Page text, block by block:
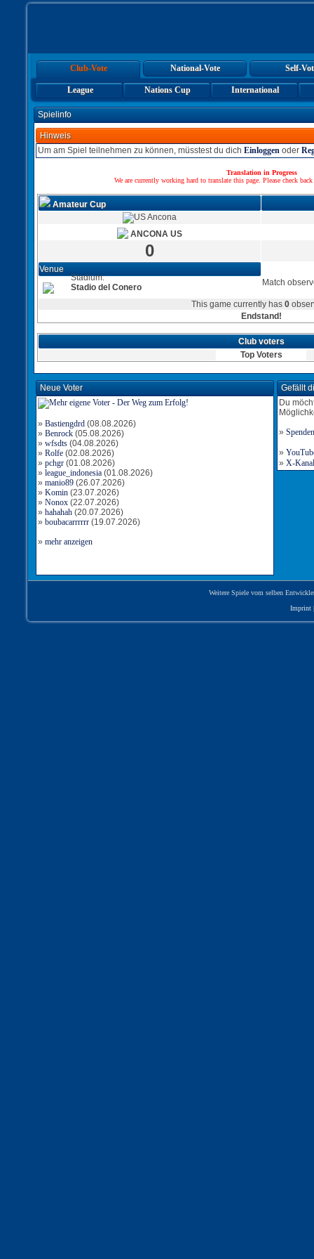
Club-Vote National-Vote Self-
League Nations Cup International
Spielinfo
Hinweis
Um am Spiel teilnehmen zu können, müsstest du dich Einloggen oder
Translation in Progress
We are currently working hard to translate this page. Please check
Amateur Cup
ANCONA US
0
Venue
Stadium:
Stadio del Conero
Match
This game currently has 0
Endstand!
Club voters
Top Voters
Neue Voter
» Bastiengdrd (08.08.2026)
» Benrock (05.08.2026)
» wfsdts (04.08.2026)
» Rolfe (02.08.2026)
» pchgr (01.08.2026)
» league_indonesia (01.08.2026)
» manio89 (26.07.2026)
» Komin (23.07.2026)
» Nonox (22.07.2026)
» hahahah (20.07.2026)
» boubacarrrrrr (19.07.2026)
» mehr anzeigen
Gefällt
Du
» Spenden
»
» X-
Weitere Spiele vom selben
Imprint